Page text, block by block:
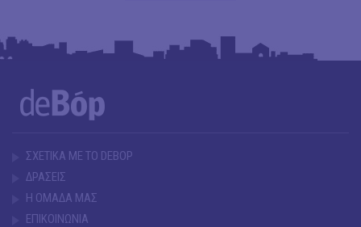
ΣΧΕΤΙΚΑ ΜΕ ΤΟ DEBOP
ΔΡΑΣΕΙΣ
Η ΟΜΑΔΑ ΜΑΣ
ΕΠΙΚΟΙΝΩΝΙΑ